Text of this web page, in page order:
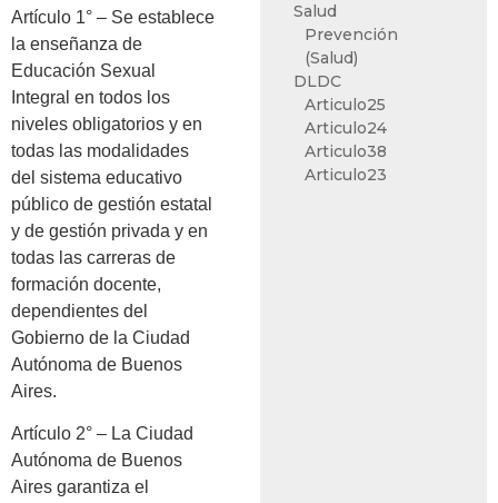
Artículo 1° – Se establece
la enseñanza de
Educación Sexual
Integral en todos los
niveles obligatorios y en
todas las modalidades
del sistema educativo
público de gestión estatal
y de gestión privada y en
todas las carreras de
formación docente,
dependientes del
Gobierno de la Ciudad
Autónoma de Buenos
Aires.
Artículo 2° – La Ciudad
Autónoma de Buenos
Aires garantiza el
Salud
Prevención
(Salud)
DLDC
Articulo25
Articulo24
Articulo38
Articulo23